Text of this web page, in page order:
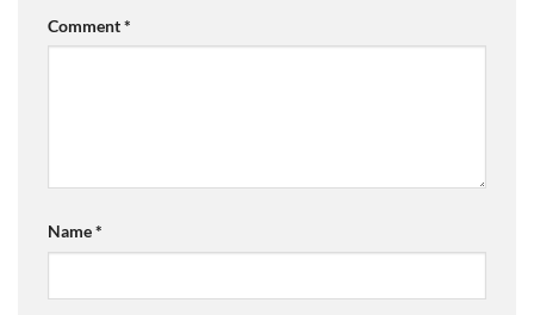
Comment*
Name*